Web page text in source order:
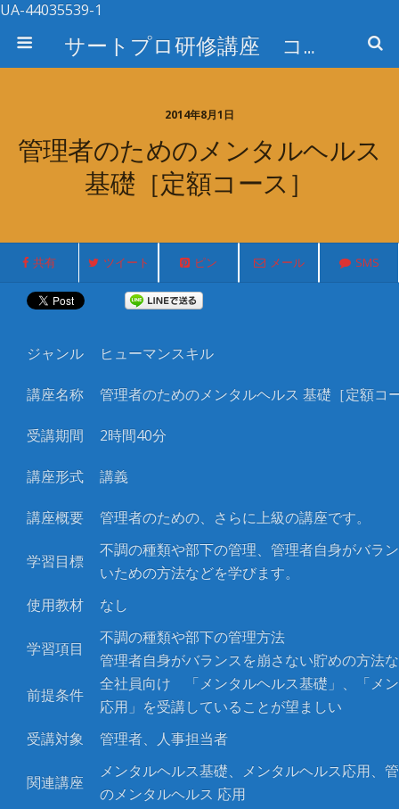
UA-44035539-1
サートプロ研修講座 コース検索
2014年8月1日
管理者のためのメンタルヘルス
基礎［定額コース］
共有 ツイート ピン メール SMS
ジャンル ヒューマンスキル
講座名称 管理者のためのメンタルヘルス 基礎［定額コ
受講期間 2時間40分
講座形式 講義
講座概要 管理者のための、さらに上級の講座です。
学習目標
不調の種類や部下の管理、管理者自身がバラ
いための方法などを学びます。
使用教材
なし
学習項目
不調の種類や部下の管理方法
管理者自身がバランスを崩さない貯めの方法
前提条件
全社員向け 「メンタルヘルス基礎」、「メ
応用」を受講していることが望ましい
受講対象
管理者、人事担当者
関連講座
メンタルヘルス基礎、メンタルヘルス応用、
のメンタルヘルス 応用